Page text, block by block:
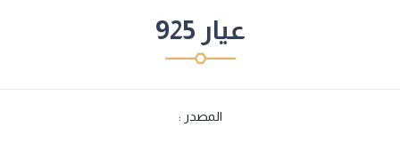
عيار 925
المصدر :